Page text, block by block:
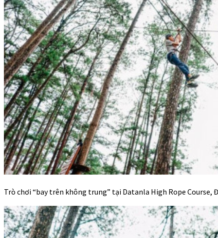
Trò chơi “bay trên không trung” tại Datanla High Rope Course,